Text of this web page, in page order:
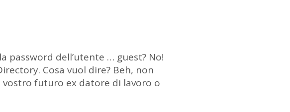
password dell’utente … guest? No!
Cosa vuol dire? Beh, non
futuro ex datore di lavoro o